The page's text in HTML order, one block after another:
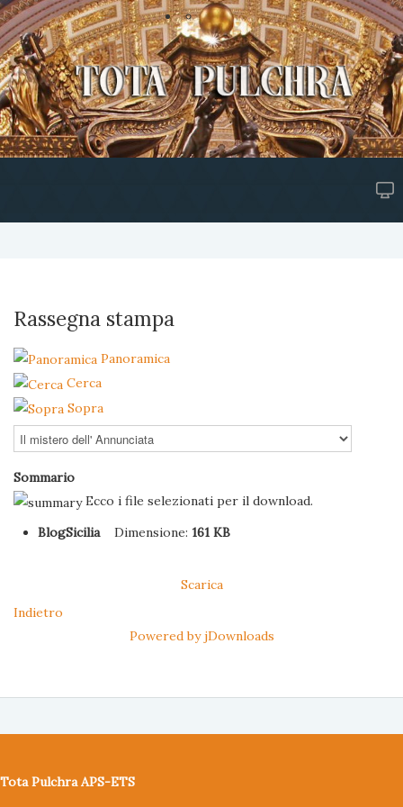
Rassegna stampa
Panoramica
Cerca
Sopra
Sommario
Ecco i file selezionati per il download.
BlogSiciliaDimensione:161 KB
Scarica
Indietro
Powered by jDownloads
Tota Pulchra APS-ETS